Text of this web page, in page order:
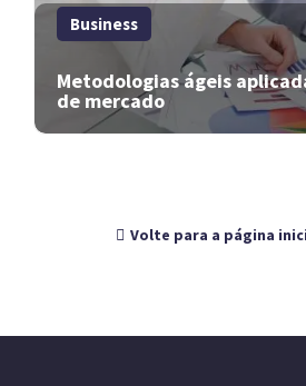
Business
Metodologias ágeis
de mercado
Volte para a página